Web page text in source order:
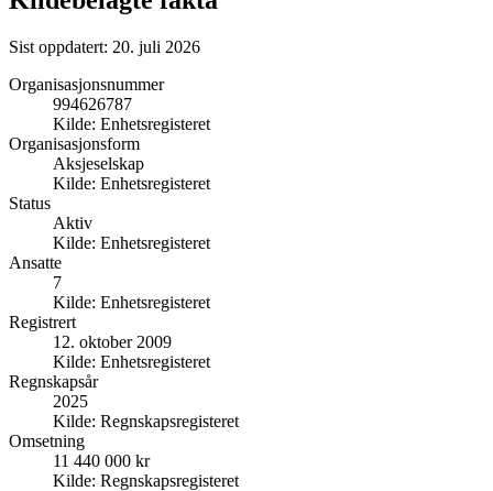
Sist oppdatert: 20. juli 2026
Organisasjonsnummer
994626787
Kilde: Enhetsregisteret
Organisasjonsform
Aksjeselskap
Kilde: Enhetsregisteret
Status
Aktiv
Kilde: Enhetsregisteret
Ansatte
7
Kilde: Enhetsregisteret
Registrert
12. oktober 2009
Kilde: Enhetsregisteret
Regnskapsår
2025
Kilde: Regnskapsregisteret
Omsetning
11 440 000 kr
Kilde: Regnskapsregisteret